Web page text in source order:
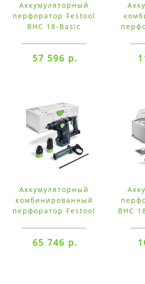
Аккумуляторный
перфоратор Festool
BHC 18-Basic
57 596 р.
Аккумуляторный
комбинированный
перфоратор Festool
65 746 р.
BHC